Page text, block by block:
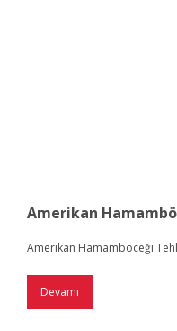
Amerikan
Amerikan Hamamböceği
Devamı